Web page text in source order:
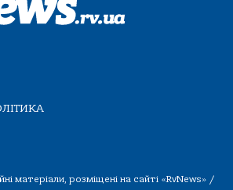
матеріали, розміщені на сайті «RvNews» /